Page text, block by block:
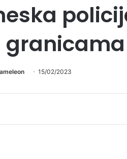
granicama
15/02/2023